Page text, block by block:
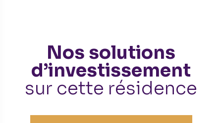
Nos solutions
d’investissement
sur cette résidence